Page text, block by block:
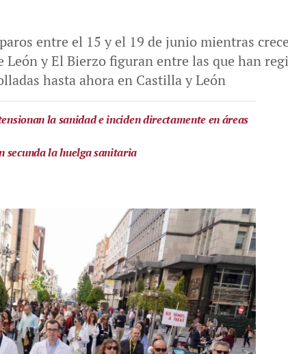
entre el 15 y el 19 de junio mientras
León y El Bierzo figuran entre las que han
hasta ahora en Castilla y León
la sanidad e inciden directamente en áreas
secunda la huelga sanitaria